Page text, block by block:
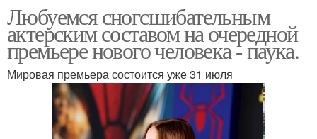
Любуемся сногсшибательным
актерским составом на очередной
премьере нового человека - паука.
Мировая премьера состоится уже 31 июля